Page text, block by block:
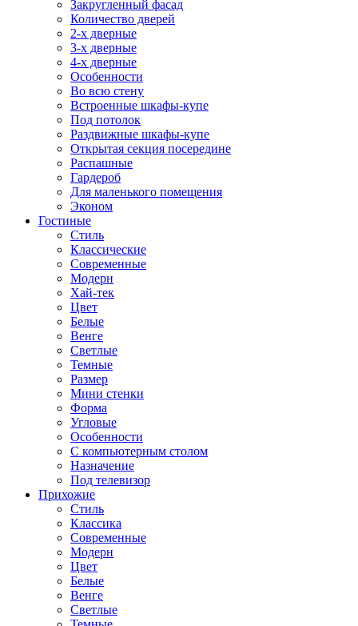
Закругленный фасад
Количество дверей
2-х дверные
3-х дверные
4-х дверные
Особенности
Во всю стену
Встроенные шкафы-купе
Под потолок
Раздвижные шкафы-купе
Открытая секция посередине
Распашные
Гардероб
Для маленького помещения
Эконом
Гостиные
Стиль
Классические
Современные
Модерн
Хай-тек
Цвет
Белые
Венге
Светлые
Темные
Размер
Мини стенки
Форма
Угловые
Особенности
С компьютерным столом
Назначение
Под телевизор
Прихожие
Стиль
Классика
Современные
Модерн
Цвет
Белые
Венге
Светлые